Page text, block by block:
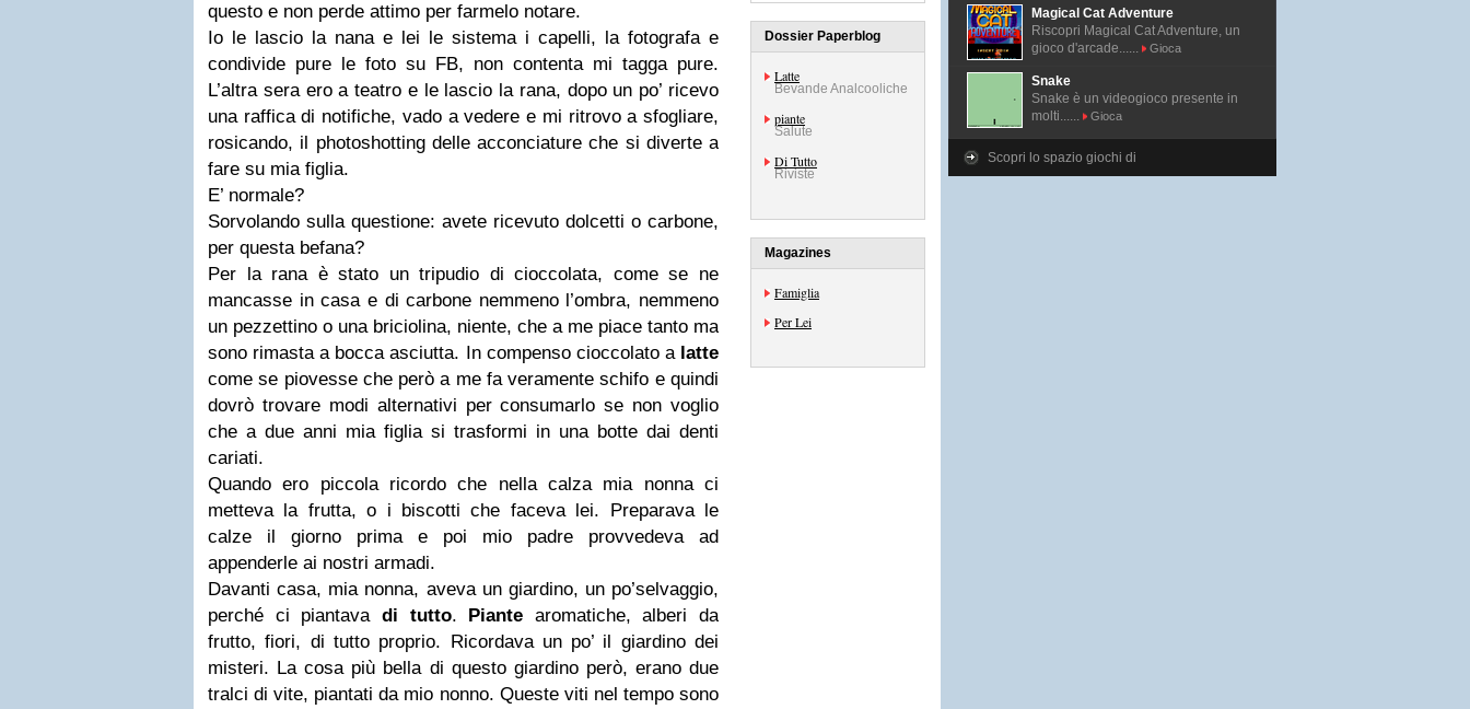
questo e non perde attimo per farmelo notare.
Io le lascio la nana e lei le sistema i capelli, la fotografa e
condivide pure le foto su FB, non contenta mi tagga pure.
L’altra sera ero a teatro e le lascio la rana, dopo un po’ ricevo
una raffica di notifiche, vado a vedere e mi ritrovo a sfogliare,
rosicando, il photoshotting delle acconciature che si diverte a
fare su mia figlia.
E’ normale?
Sorvolando sulla questione: avete ricevuto dolcetti o carbone,
per questa befana?
Per la rana è stato un tripudio di cioccolata, come se ne
mancasse in casa e di carbone nemmeno l’ombra, nemmeno
un pezzettino o una briciolina, niente, che a me piace tanto ma
sono rimasta a bocca asciutta. In compenso cioccolato a latte
come se piovesse che però a me fa veramente schifo e quindi
dovrò trovare modi alternativi per consumarlo se non voglio
che a due anni mia figlia si trasformi in una botte dai denti
cariati.
Quando ero piccola ricordo che nella calza mia nonna ci
metteva la frutta, o i biscotti che faceva lei. Preparava le
calze il giorno prima e poi mio padre provvedeva ad
appenderle ai nostri armadi.
Davanti casa, mia nonna, aveva un giardino, un po’selvaggio,
perché ci piantava di tutto. Piante aromatiche, alberi da
frutto, fiori, di tutto proprio. Ricordava un po’ il giardino dei
misteri. La cosa più bella di questo giardino però, erano due
tralci di vite, piantati da mio nonno. Queste viti nel tempo sono
Dossier Paperblog
Latte
Bevande Analcooliche
piante
Salute
Di Tutto
Riviste
Magazines
Famiglia
Per Lei
Magical Cat Adventure
Riscopri Magical Cat Adventure, un
gioco d'arcade......
Gioca
Snake
Snake è un videogioco presente in
molti......
Gioca
Scopri lo spazio giochi di